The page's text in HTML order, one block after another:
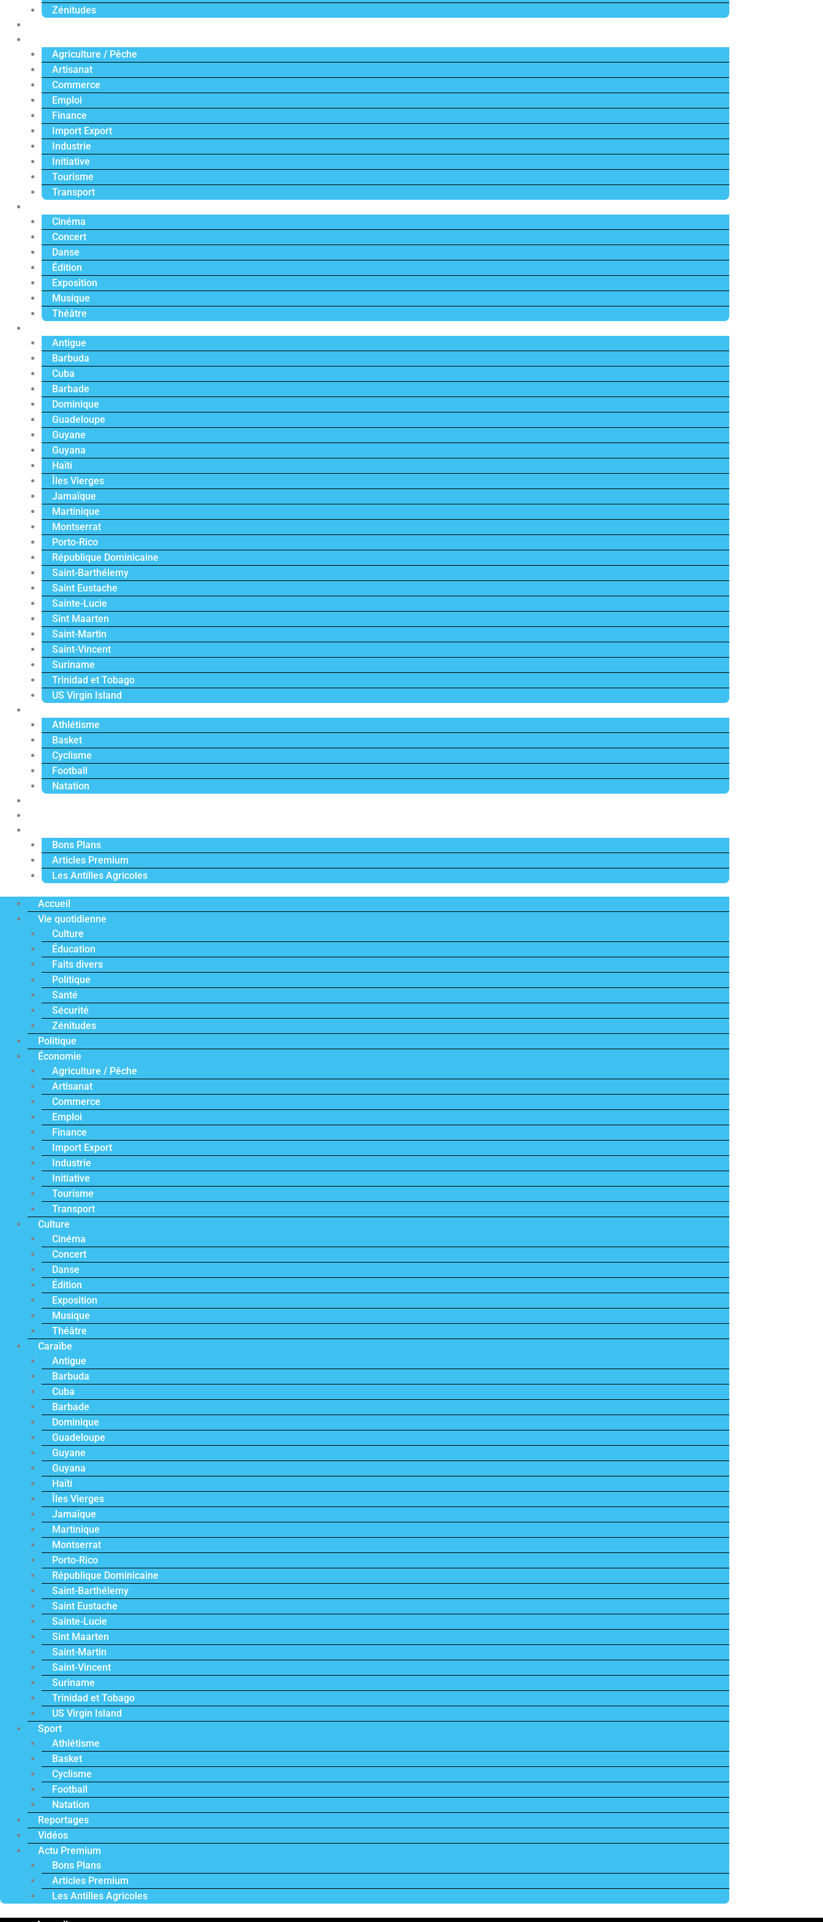
Zénitudes
Agriculture / Pêche
Artisanat
Commerce
Emploi
Finance
Import Export
Industrie
Initiative
Tourisme
Transport
Cinéma
Concert
Danse
Édition
Exposition
Musique
Théâtre
Antigue
Barbuda
Cuba
Barbade
Dominique
Guadeloupe
Guyane
Guyana
Haïti
Îles Vierges
Jamaïque
Martinique
Montserrat
Porto-Rico
République Dominicaine
Saint-Barthélemy
Saint Eustache
Sainte-Lucie
Sint Maarten
Saint-Martin
Saint-Vincent
Suriname
Trinidad et Tobago
US Virgin Island
Athlétisme
Basket
Cyclisme
Football
Natation
Bons Plans
Articles Premium
Les Antilles Agricoles
Accueil
Vie quotidienne
Culture
Éducation
Faits divers
Politique
Santé
Sécurité
Zénitudes
Politique
Économie
Agriculture / Pêche
Artisanat
Commerce
Emploi
Finance
Import Export
Industrie
Initiative
Tourisme
Transport
Culture
Cinéma
Concert
Danse
Édition
Exposition
Musique
Théâtre
Caraïbe
Antigue
Barbuda
Cuba
Barbade
Dominique
Guadeloupe
Guyane
Guyana
Haïti
Îles Vierges
Jamaïque
Martinique
Montserrat
Porto-Rico
République Dominicaine
Saint-Barthélemy
Saint Eustache
Sainte-Lucie
Sint Maarten
Saint-Martin
Saint-Vincent
Suriname
Trinidad et Tobago
US Virgin Island
Sport
Athlétisme
Basket
Cyclisme
Football
Natation
Reportages
Vidéos
Actu Premium
Bons Plans
Articles Premium
Les Antilles Agricoles